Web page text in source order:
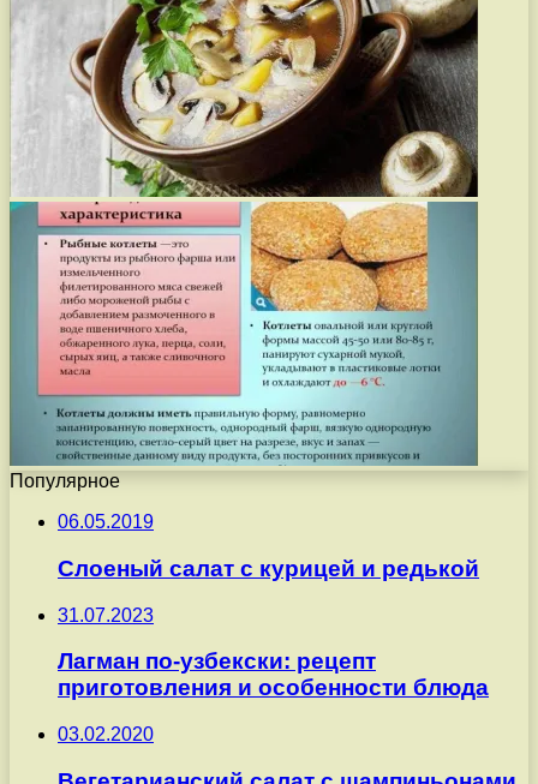
Популярное
06.05.2019
Слоеный салат с курицей и редькой
31.07.2023
Лагман по-узбекски: рецепт
приготовления и особенности блюда
03.02.2020